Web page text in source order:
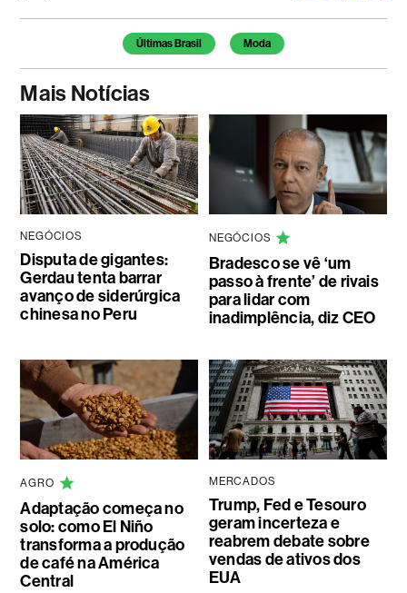
Temas deste artigoÚltimas Brasil Moda
Mais Notícias
NEGÓCIOS
Disputa de gigantes:
Gerdau tenta barrar
avanço de siderúrgica
chinesa no Peru
NEGÓCIOS
Bradesco se vê ‘um
passo à frente’ de rivais
para lidar com
inadimplência, diz CEO
AGRO
Adaptação começa no
solo: como El Niño
transforma a produção
de café na América
Central
MERCADOS
Trump, Fed e Tesouro
geram incerteza e
reabrem debate sobre
vendas de ativos dos
EUA